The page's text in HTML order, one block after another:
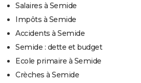
Salaires à Semide
Impôts à Semide
Accidents à Semide
Semide : dette et budget
Ecole primaire à Semide
Crèches à Semide